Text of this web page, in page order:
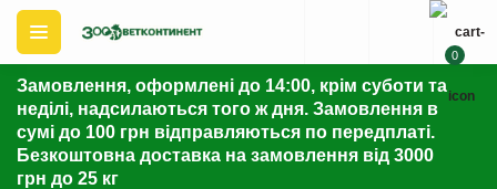
Замовлення, оформлені до 14:00, крім суботи та
неділі, надсилаються того ж дня. Замовлення в
сумі до 100 грн відправляються по передплаті.
Безкоштовна доставка на замовлення від 3000
грн до 25 кг
0